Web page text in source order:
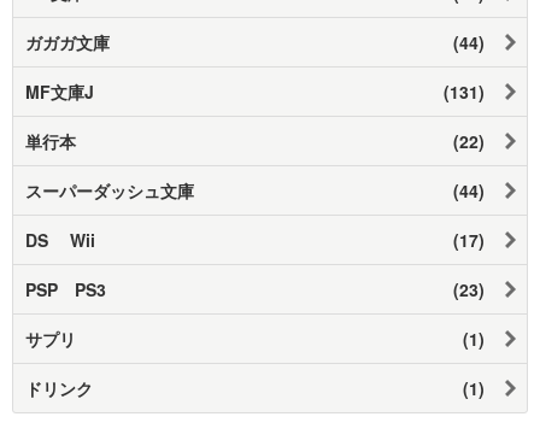
ガガガ文庫 (44)
MF文庫J (131)
単行本 (22)
スーパーダッシュ文庫 (44)
DS Wii (17)
PSP PS3 (23)
サプリ (1)
ドリンク (1)